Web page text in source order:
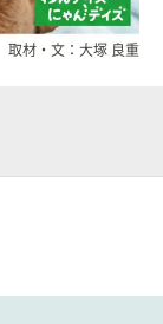
取材・文：大塚 良重